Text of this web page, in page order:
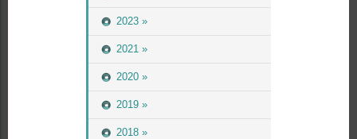
2023 »
2021 »
2020 »
2019 »
2018 »